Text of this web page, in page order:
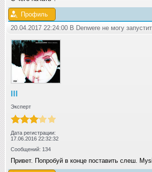
Профиль
20.04.2017 22:24:00 В Denwere не могу
lll
Эксперт
Дата регистрации:
17.06.2016 22:32:32
Сообщений: 134
Привет. Попробуй в конце поставить слеш.